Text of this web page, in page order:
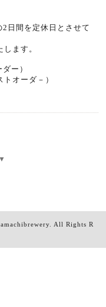
日間を定休日とさせて
ます。
ー）
オーダ－）
▼
. All Rights R